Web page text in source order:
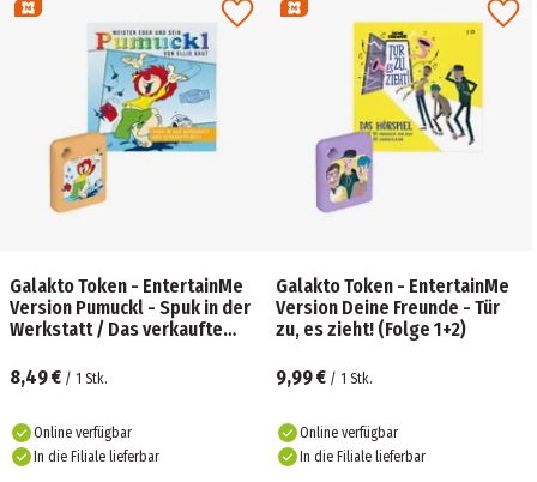
Galakto Token - EntertainMe
Version Pumuckl - Spuk in der
Werkstatt / Das verkaufte
8,49 € / 1 Stk.
Online verfügbar
In die Filiale lieferbar
Galakto Token - EntertainMe
Version Deine Freunde - Tür
zu, es zieht! (Folge 1+2)
9,99 € / 1 Stk.
Online verfügbar
In die Filiale lieferbar